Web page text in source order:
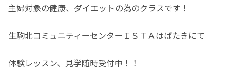
主婦対象の健康、ダイエットの為のクラスです！
生駒北コミュニティーセンターＩＳＴＡはばたきにて
体験レッスン、見学随時受付中！！